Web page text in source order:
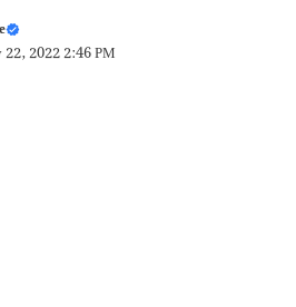
2022 2:46 PM